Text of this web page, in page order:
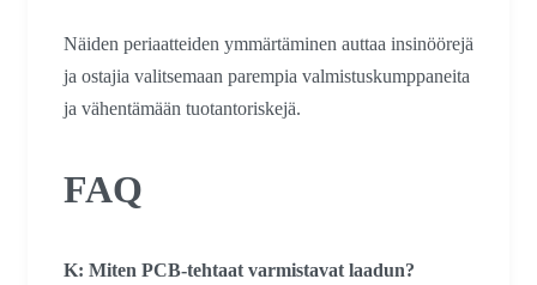
Näiden periaatteiden ymmärtäminen auttaa insinöörejä
ja ostajia valitsemaan parempia valmistuskumppaneita
ja vähentämään tuotantoriskejä.
FAQ
K: Miten PCB-tehtaat varmistavat laadun?